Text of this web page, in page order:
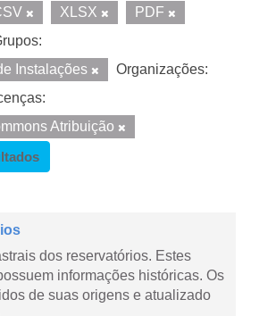
XLSX
PDF
Instalações
Organizações:
Atribuição
dos reservatórios. Estes
informações históricas. Os
de suas origens e atualizado